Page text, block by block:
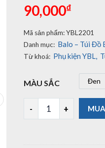
90,000₫
Mã sản phẩm:YBL2201
Danh mục: Balo – Túi Đồ
Từ khoá: Phụ kiện YBL,
MÀU SẮC Đen
Đen
Túi Đựng Kính Bơi